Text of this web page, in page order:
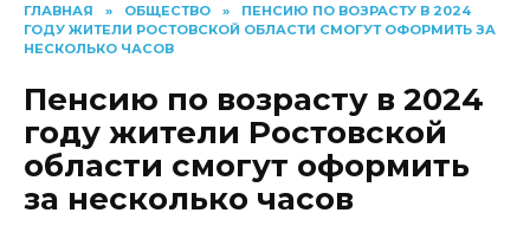
ГЛАВНАЯ » ОБЩЕСТВО »
ПЕНСИЮ ПО ВОЗРАСТУ В 2024
ГОДУ ЖИТЕЛИ РОСТОВСКОЙ ОБЛАСТИ СМОГУТ ОФОРМИТЬ ЗА
НЕСКОЛЬКО ЧАСОВ
Пенсию по возрасту в 2024
году жители Ростовской
области смогут оформить
за несколько часов